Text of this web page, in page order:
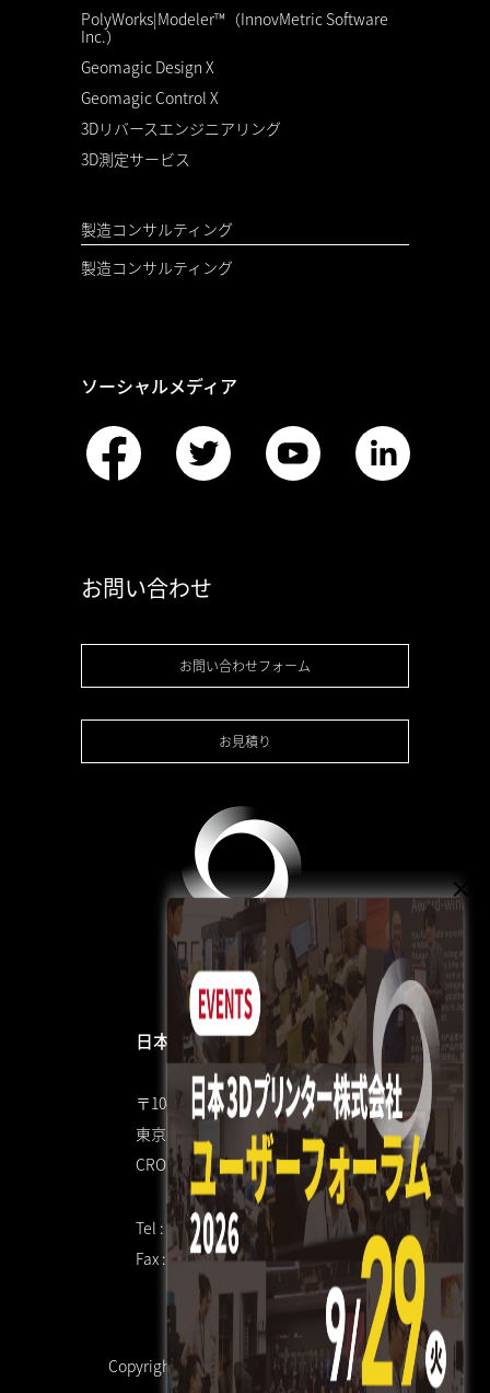
PolyWorks|Modeler™（InnovMetric Software
Inc.）
Geomagic Design X
Geomagic Control X
3Dリバースエンジニアリング
3D測定サービス
製造コンサルティング
製造コンサルティング
ソーシャルメディア
お問い合わせ
お問い合わせフォーム
お見積り
日本3Dプリンター株式会社
〒104-0053
東京都中央区晴海4丁目7-4
CROSS DOCK HARUMI 1F
Tel : 03 3520 8928
Fax : 03 6800 7771（共通）
Copyright © 日本3Dプリンター株式会社